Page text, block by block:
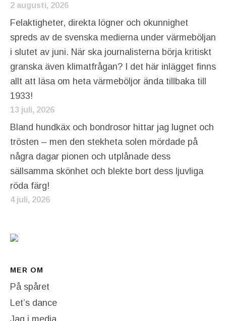
2 augusti, 2026
Felaktigheter, direkta lögner och okunnighet
spreds av de svenska medierna under värmeböljan
i slutet av juni. När ska journalisterna börja kritiskt
granska även klimatfrågan? I det här inlägget finns
allt att läsa om heta värmeböljor ända tillbaka till
1933!
13 juli, 2026
Bland hundkäx och bondrosor hittar jag lugnet och
trösten – men den stekheta solen mördade på
några dagar pionen och utplånade dess
sällsamma skönhet och blekte bort dess ljuvliga
röda färg!
4 juli, 2026
MER OM
På spåret
Let’s dance